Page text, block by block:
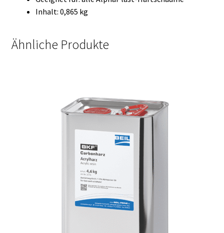
Inhalt: 0,865 kg
Ähnliche Produkte